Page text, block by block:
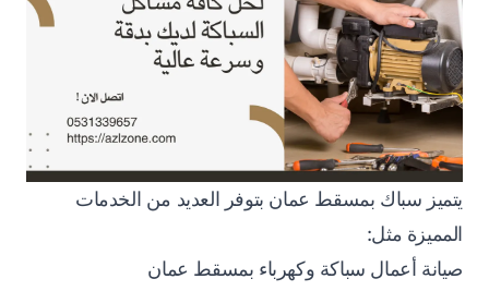
يتميز سباك بمسقط عمان بتوفر العديد من الخدمات
المميزة مثل:
صيانة أعمال سباكة وكهرباء بمسقط عمان